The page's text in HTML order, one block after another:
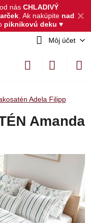
✕
nás CHLADIVÝ
. Ak nakúpite nad
piknikovú deku ♥
Môj účet
Adela Filipp
Amanda